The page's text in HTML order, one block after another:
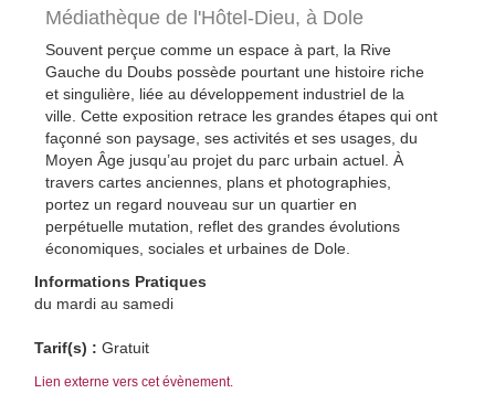
Médiathèque de l'Hôtel-Dieu, à Dole
Souvent perçue comme un espace à part, la Rive
Gauche du Doubs possède pourtant une histoire riche
et singulière, liée au développement industriel de la
ville. Cette exposition retrace les grandes étapes qui ont
façonné son paysage, ses activités et ses usages, du
Moyen Âge jusqu’au projet du parc urbain actuel. À
travers cartes anciennes, plans et photographies,
portez un regard nouveau sur un quartier en
perpétuelle mutation, reflet des grandes évolutions
économiques, sociales et urbaines de Dole.
Informations Pratiques
du mardi au samedi
Tarif(s) : Gratuit
Lien externe vers cet évènement.